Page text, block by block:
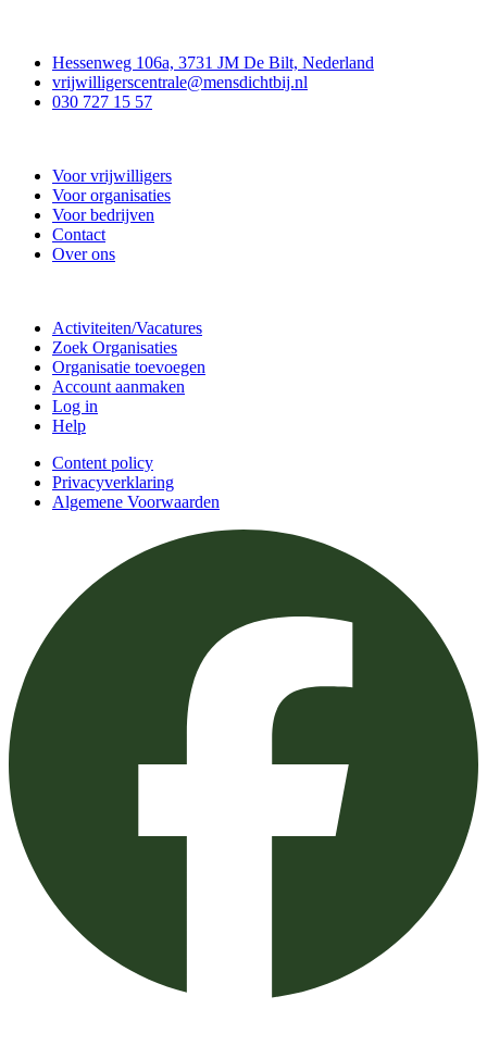
Hessenweg 106a, 3731 JM De Bilt, Nederland
vrijwilligerscentrale@mensdichtbij.nl
030 727 15 57
Voor vrijwilligers
Voor organisaties
Voor bedrijven
Contact
Over ons
Activiteiten/Vacatures
Zoek Organisaties
Organisatie toevoegen
Account aanmaken
Log in
Help
Content policy
Privacyverklaring
Algemene Voorwaarden